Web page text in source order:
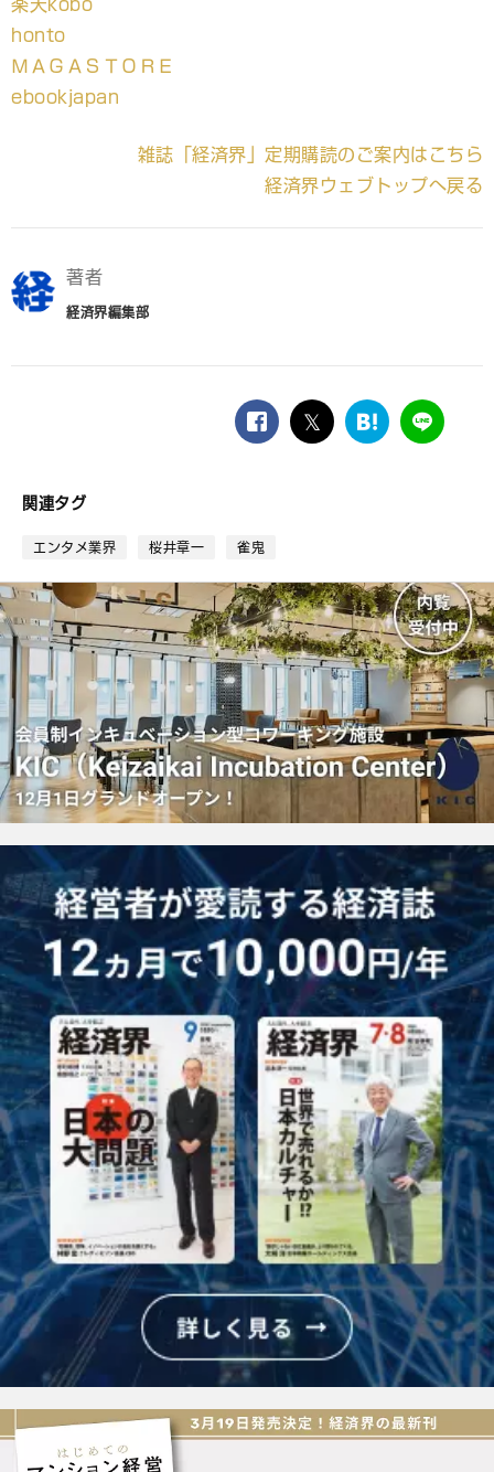
楽天kobo
honto
ＭＡＧＡＳＴＯＲＥ
ebookjapan
雑誌「経済界」定期購読のご案内はこちら
経済界ウェブトップへ戻る
著者
経済界編集部
facebook
twitter
は
ー
ク
LINE
関連タグ
エンタメ業界 桜井章一 雀鬼